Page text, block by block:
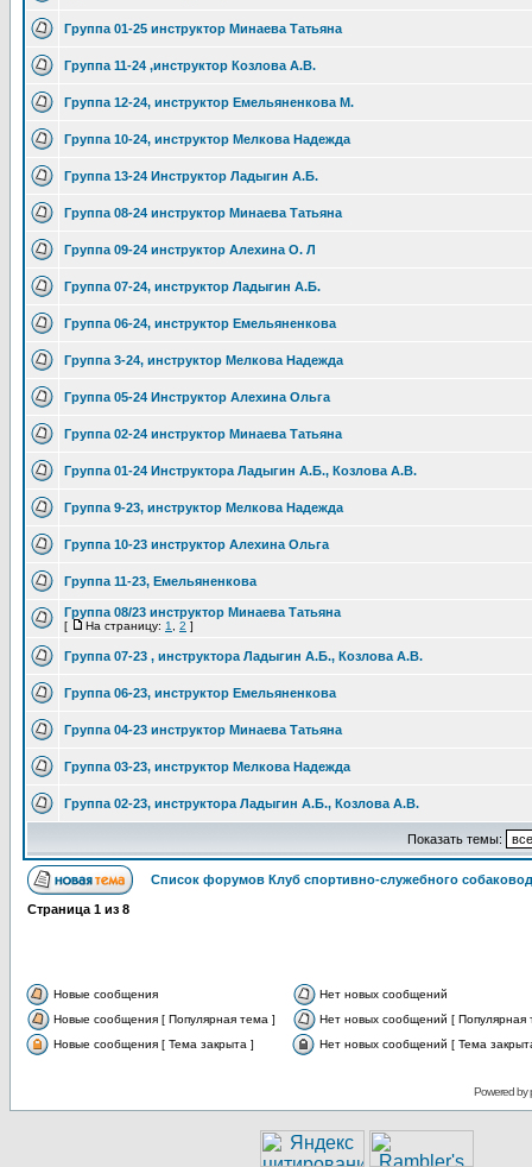
Группа 01-25 инструктор Минаева Татьяна
Группа 11-24 ,инструктор Козлова А.В.
Группа 12-24, инструктор Емельяненкова М.
Группа 10-24, инструктор Мелкова Надежда
Группа 13-24 Инструктор Ладыгин А.Б.
Группа 08-24 инструктор Минаева Татьяна
Группа 09-24 инструктор Алехина О. Л
Группа 07-24, инструктор Ладыгин А.Б.
Группа 06-24, инструктор Емельяненкова
Группа 3-24, инструктор Мелкова Надежда
Группа 05-24 Инструктор Алехина Ольга
Группа 02-24 инструктор Минаева Татьяна
Группа 01-24 Инструктора Ладыгин А.Б., Козлова А.В.
Группа 9-23, инструктор Мелкова Надежда
Группа 10-23 инструктор Алехина Ольга
Группа 11-23, Емельяненкова
Группа 08/23 инструктор Минаева Татьяна
[ На страницу: 1 2 ]
Группа 07-23 , инструктора Ладыгин А.Б., Козлова А.В.
Группа 06-23, инструктор Емельяненкова
Группа 04-23 инструктор Минаева Татьяна
Группа 03-23, инструктор Мелкова Надежда
Группа 02-23, инструктора Ладыгин А.Б., Козлова А.В.
Показать темы:
Список форумов Клуб спортивно-служебного
Страница 1 из 8
Новые сообщения
Нет новых сообщений
Новые сообщения [ Популярная тема ]
Нет новых сообщений [ Популярная
Новые сообщения [ Тема закрыта ]
Нет новых сообщений [ Тема
Powered by